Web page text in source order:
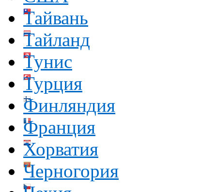
Тайвань
Тайланд
Тунис
Турция
Финляндия
Франция
Хорватия
Черногория